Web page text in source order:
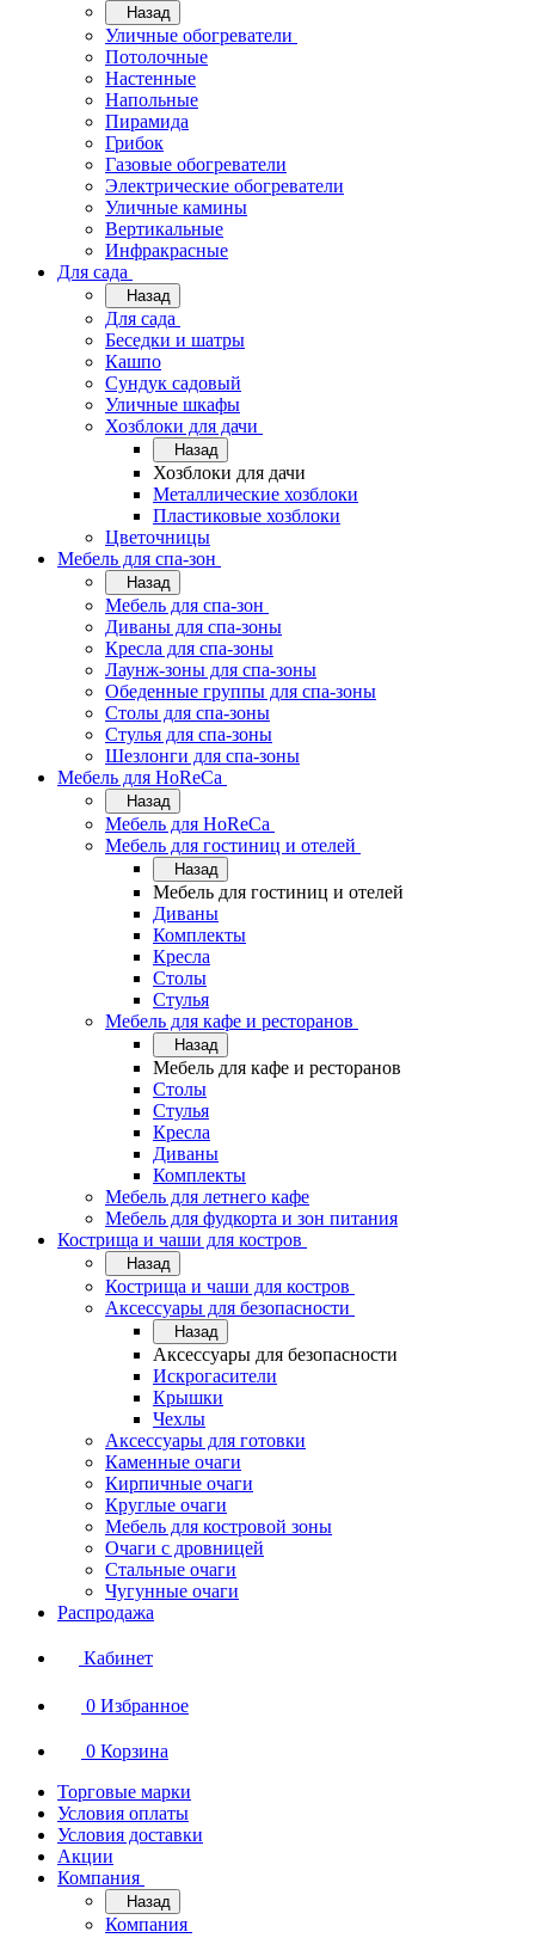
Назад
Уличные обогреватели
Потолочные
Настенные
Напольные
Пирамида
Грибок
Газовые обогреватели
Электрические обогреватели
Уличные камины
Вертикальные
Инфракрасные
Для сада
Назад
Для сада
Беседки и шатры
Кашпо
Сундук садовый
Уличные шкафы
Хозблоки для дачи
Назад
Хозблоки для дачи
Металлические хозблоки
Пластиковые хозблоки
Цветочницы
Мебель для спа-зон
Назад
Мебель для спа-зон
Диваны для спа-зоны
Кресла для спа-зоны
Лаунж-зоны для спа-зоны
Обеденные группы для спа-зоны
Столы для спа-зоны
Стулья для спа-зоны
Шезлонги для спа-зоны
Мебель для HoReCa
Назад
Мебель для HoReCa
Мебель для гостиниц и отелей
Назад
Мебель для гостиниц и отелей
Диваны
Комплекты
Кресла
Столы
Стулья
Мебель для кафе и ресторанов
Назад
Мебель для кафе и ресторанов
Столы
Стулья
Кресла
Диваны
Комплекты
Мебель для летнего кафе
Мебель для фудкорта и зон питания
Кострища и чаши для костров
Назад
Кострища и чаши для костров
Аксессуары для безопасности
Назад
Аксессуары для безопасности
Искрогасители
Крышки
Чехлы
Аксессуары для готовки
Каменные очаги
Кирпичные очаги
Круглые очаги
Мебель для костровой зоны
Очаги с дровницей
Стальные очаги
Чугунные очаги
Распродажа
Кабинет
0 Избранное
0 Корзина
Торговые марки
Условия оплаты
Условия доставки
Акции
Компания
Назад
Компания